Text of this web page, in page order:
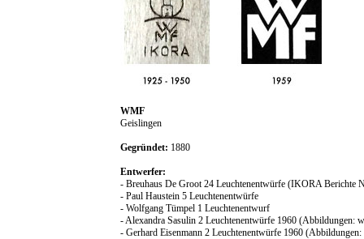
WMF
Geislingen
Gegründet: 1880
Entwerfer:
- Breuhaus De Groot 24 Leuchtenentwürfe (IKORA Berichte
- Paul Haustein 5 Leuchtenentwürfe
- Wolfgang Tümpel 1 Leuchtenentwurf
- Alexandra Sasulin 2 Leuchtenentwürfe 1960 (Abbildungen:
- Gerhard Eisenmann 2 Leuchtenentwürfe 1960